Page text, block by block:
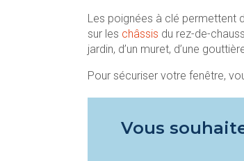
Les poignées à clé permettent
sur les châssis du rez-de-
jardin, d’un muret, d’une
Pour sécuriser votre fenêtre,
Vous